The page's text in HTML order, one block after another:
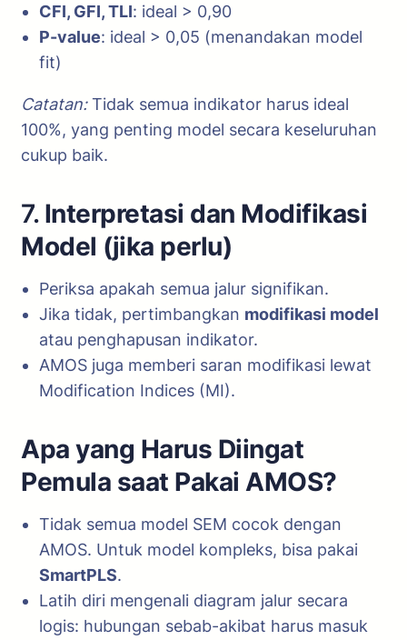
CFI, GFI, TLI: ideal > 0,90
P-value: ideal > 0,05 (menandakan model
fit)
Catatan:Tidak semua indikator harus ideal
100%, yang penting model secara keseluruhan
cukup baik.
7. Interpretasi dan Modifikasi
Model (jika perlu)
Periksa apakah semua jalur signifikan.
Jika tidak, pertimbangkan modifikasi model
atau penghapusan indikator.
AMOS juga memberi saran modifikasi lewat
Modification Indices (MI).
Apa yang Harus Diingat
Pemula saat Pakai AMOS?
Tidak semua model SEM cocok dengan
AMOS. Untuk model kompleks, bisa pakai
SmartPLS.
Latih diri mengenali diagram jalur secara
logis: hubungan sebab-akibat harus masuk